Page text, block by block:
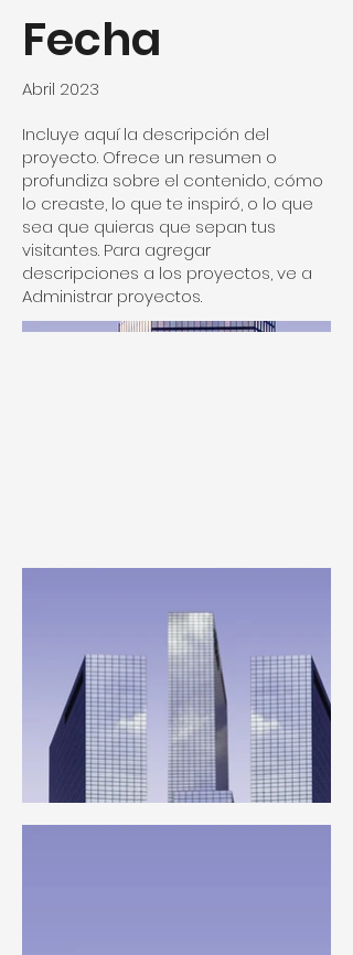
Fecha
Abril 2023
Incluye aquí la descripción del
proyecto. Ofrece un resumen o
profundiza sobre el contenido, cómo
lo creaste, lo que te inspiró, o lo que
sea que quieras que sepan tus
visitantes. Para agregar
descripciones a los proyectos, ve a
Administrar proyectos.